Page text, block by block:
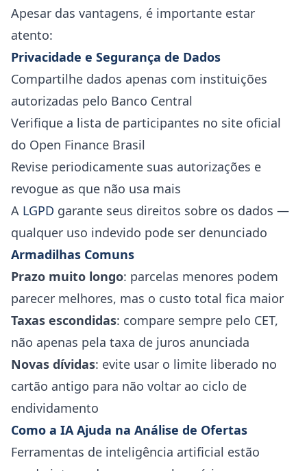
Apesar das vantagens, é importante estar
atento:
Privacidade e Segurança de Dados
Compartilhe dados apenas com instituições
autorizadas pelo Banco Central
Verifique a lista de participantes no site oficial
do Open Finance Brasil
Revise periodicamente suas autorizações e
revogue as que não usa mais
A LGPD garante seus direitos sobre os dados —
qualquer uso indevido pode ser denunciado
Armadilhas Comuns
Prazo muito longo: parcelas menores podem
parecer melhores, mas o custo total fica maior
Taxas escondidas: compare sempre pelo CET,
não apenas pela taxa de juros anunciada
Novas dívidas: evite usar o limite liberado no
cartão antigo para não voltar ao ciclo de
endividamento
Como a IA Ajuda na Análise de Ofertas
Ferramentas de inteligência artificial estão